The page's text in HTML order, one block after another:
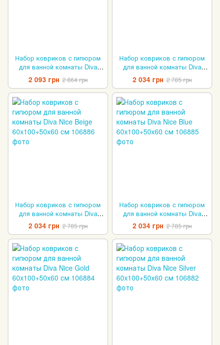
Набор ковриков с гипюром
для ванной комнаты Diva
Pretty Black 60x100+50x60 см
2 093 грн 2 864 грн
Набор ковриков с гипюром
для ванной комнаты Diva
Nice Cappuccino
60x100+50x60 см
2 034 грн 2 785 грн
Набор ковриков с гипюром
для ванной комнаты Diva
Nice Beige 60x100+50x60 см
2 034 грн 2 785 грн
Набор ковриков с гипюром
для ванной комнаты Diva
Nice Blue 60x100+50x60 см
2 034 грн 2 785 грн